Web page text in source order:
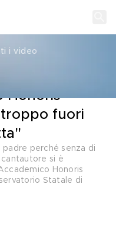
i video
Honoris
troppo fuori
perché senza di
cantautore si è
Honoris
Statale di